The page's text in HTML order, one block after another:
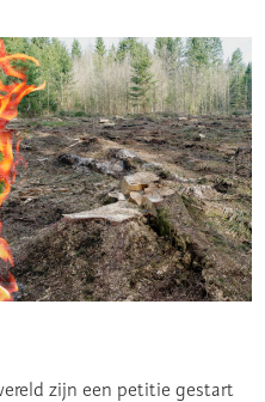
zijn een petitie gestart